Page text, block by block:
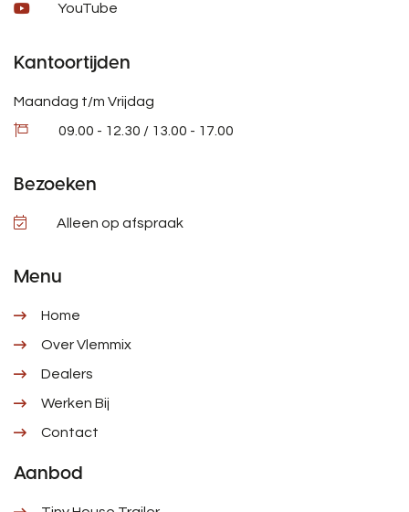
YouTube
Kantoortijden
Maandag t/m Vrijdag
09.00 - 12.30 / 13.00 - 17.00
Bezoeken
Alleen op afspraak
Menu
Home
Over Vlemmix
Dealers
Werken Bij
Contact
Aanbod